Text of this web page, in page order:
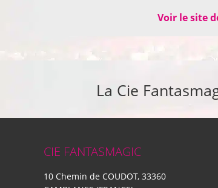
Voir le site
La Cie
CIE FANTASMAGIC
10 Chemin de COUDOT, 33360